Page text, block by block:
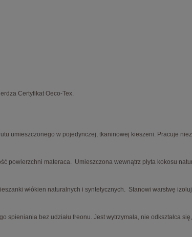
Certyfikat Oeco-Tex.
umieszczonego w pojedynczej, tkaninowej kieszeni. Pracuje
powierzchni materaca. Umieszczona wewnątrz płyta kokosu
włókien naturalnych i syntetycznych. Stanowi warstwę
bez udziału freonu. Jest wytrzymała, nie odkształca